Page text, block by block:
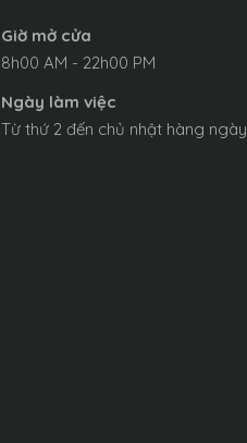
Giờ mở cửa
8h00 AM - 22h00 PM
Ngày làm việc
Từ thứ 2 đến chủ nhật hàng ngày